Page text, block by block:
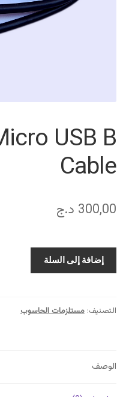
USB B
Cable
300,00 د.ج
كمية
USB-
Micro
إضافة إلى السلة
التصنيف:مستلزمات الحاسوب
الوصف